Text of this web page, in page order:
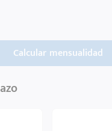
Calcular mensualidad